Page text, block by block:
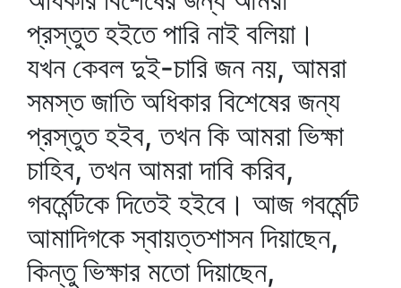
প্রস্তুত হইতে পারি নাই বলিয়া।
যখন কেবল দুই-চারি জন নয়, আমরা
সমস্ত জাতি অধিকার বিশেষের জন্য
প্রস্তুত হইব, তখন কি আমরা ভিক্ষা
চাহিব, তখন আমরা দাবি করিব,
গবর্মেন্টকে দিতেই হইবে। আজ গবর্মেন্ট
আমাদিগকে স্বায়ত্তশাসন দিয়াছেন,
কিন্তু ভিক্ষার মতো দিয়াছেন,